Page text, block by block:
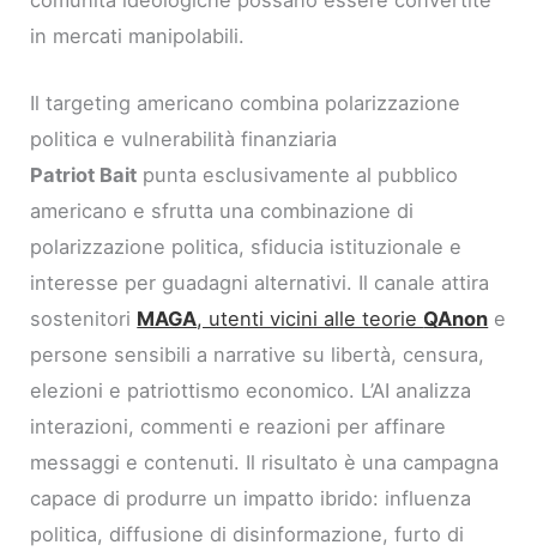
in mercati manipolabili.
Il targeting americano combina polarizzazione
politica e vulnerabilità finanziaria
Patriot Bait punta esclusivamente al pubblico
americano e sfrutta una combinazione di
polarizzazione politica, sfiducia istituzionale e
interesse per guadagni alternativi. Il canale attira
sostenitori MAGA, utenti vicini alle teorie QAnon e
persone sensibili a narrative su libertà, censura,
elezioni e patriottismo economico. L’AI analizza
interazioni, commenti e reazioni per affinare
messaggi e contenuti. Il risultato è una campagna
capace di produrre un impatto ibrido: influenza
politica, diffusione di disinformazione, furto di